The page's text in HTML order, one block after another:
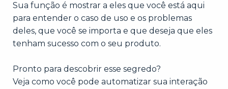
Sua função é mostrar a eles que você está aqui
para entender o caso de uso e os problemas
deles, que você se importa e que deseja que eles
tenham sucesso com o seu produto.
Pronto para descobrir esse segredo?
Veja como você pode automatizar sua interação